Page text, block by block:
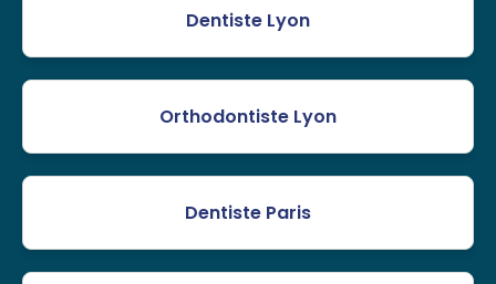
Dentiste Lyon
Orthodontiste Lyon
Dentiste Paris